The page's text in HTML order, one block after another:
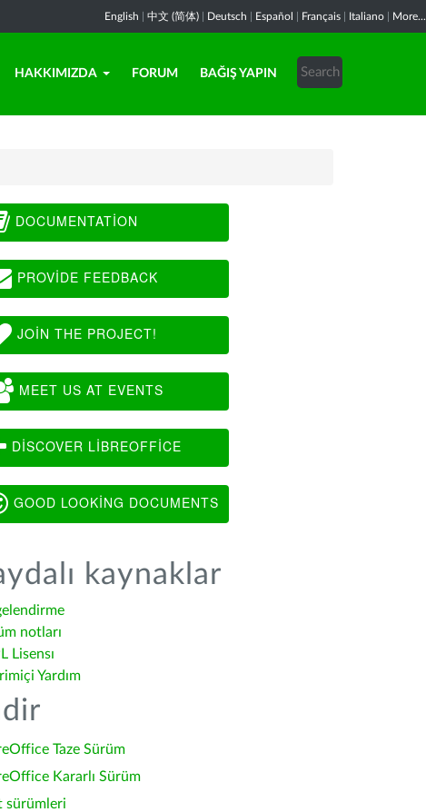
English 中文 (简体) Deutsch Español Français Italiano More...
HAKKIMIZDA FORUM BAĞIŞ YAPIN
DOCUMENTATION
PROVIDE FEEDBACK
JOIN THE PROJECT!
MEET US AT EVENTS
DISCOVER LIBREOFFICE
GOOD LOOKING DOCUMENTS
kaynaklar
notları
Lisensı
Yardım
Taze Sürüm
Kararlı Sürüm
sürümleri